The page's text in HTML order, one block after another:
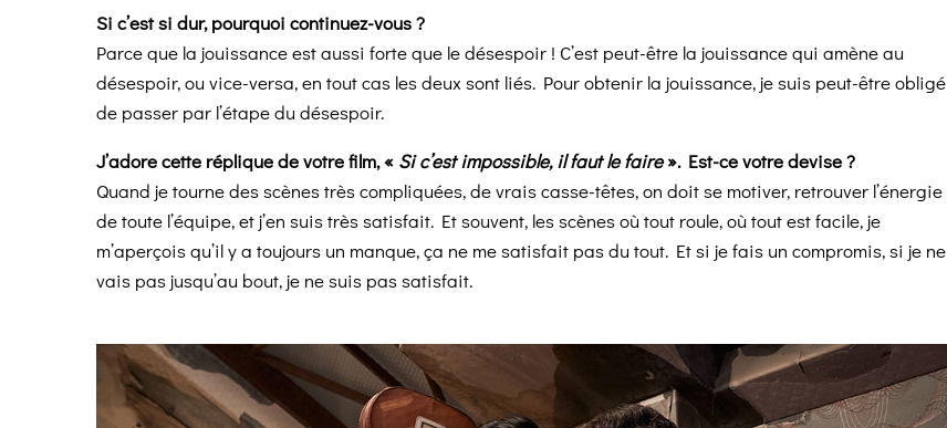
Si c’est si dur, pourquoi continuez-vous ?
Parce que la jouissance est aussi forte que le désespoir ! C’est peut-être la jouissance qui amène au
désespoir, ou vice-versa, en tout cas les deux sont liés. Pour obtenir la jouissance, je suis peut-être obligé
de passer par l’étape du désespoir.
J’adore cette réplique de votre film, « Si c’est impossible, il faut le faire». Est-ce votre devise ?
Quand je tourne des scènes très compliquées, de vrais casse-têtes, on doit se motiver, retrouver l’énergie
de toute l’équipe, et j’en suis très satisfait. Et souvent, les scènes où tout roule, où tout est facile, je
m’aperçois qu’il y a toujours un manque, ça ne me satisfait pas du tout. Et si je fais un compromis, si je ne
vais pas jusqu’au bout, je ne suis pas satisfait.